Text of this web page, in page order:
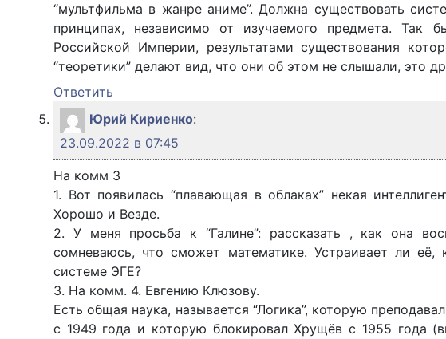
“мультфильма в жанре аниме”. Должна существовать
принципах, независимо от изучаемого предмета. Так
Российской Империи, результатами существования
“теоретики” делают вид, что они об этом не слышали, это
Ответить
Юрий Кириенко:
23.09.2022 в 07:45
На комм 3
1. Вот появилась “плавающая в облаках” некая
Хорошо и Везде.
2. У меня просьба к “Галине”: рассказать , как она
сомневаюсь, что сможет математике. Устраивает ли
системе ЭГЕ?
3. На комм. 4. Евгению Клюзову.
Есть общая наука, называется “Логика”, которую
с 1949 года и которую блокировал Хрущёв с 1955 года